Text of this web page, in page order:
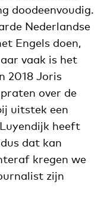
doodeenvoudig.
Nederlandse
Engels doen,
vaak is het
2018 Joris
over de
uitstek een
heeft
dat kan
kregen we
zijn